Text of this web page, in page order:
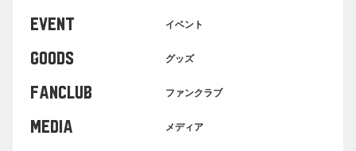
EVENT イベント
GOODS グッズ
FANCLUB ファンクラブ
MEDIA メディア